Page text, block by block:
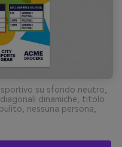
su sfondo neutro,
dinamiche, titolo
nessuna persona,